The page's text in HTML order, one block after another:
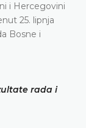
i Hercegovini
25. lipnja
Bosne i
rada i